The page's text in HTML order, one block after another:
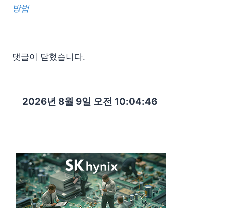
방법
댓글이 닫혔습니다.
2026년 8월 9일 오전 10:04:48